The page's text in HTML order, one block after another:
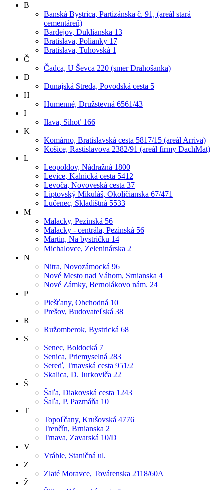
B
Banská Bystrica, Partizánska č. 91, (areál stará
cementáreň)
Bardejov, Duklianska 13
Bratislava, Polianky 17
Bratislava, Tuhovská 1
Č
Čadca, U Ševca 220 (smer Drahošanka)
D
Dunajská Streda, Povodská cesta 5
H
Humenné, Družstevná 6561/43
I
Ilava, Sihoť 166
K
Komárno, Bratislavská cesta 5817/15 (areál Arriva)
Košice, Rastislavova 2382/91 (areál firmy DachMat)
L
Leopoldov, Nádražná 1800
Levice, Kalnická cesta 5412
Levoča, Novoveská cesta 37
Liptovský Mikuláš, Okoličianska 67/471
Lučenec, Skladištná 5533
M
Malacky, Pezinská 56
Malacky - centrála, Pezinská 56
Martin, Na bystričku 14
Michalovce, Zeleninárska 2
N
Nitra, Novozámocká 96
Nové Mesto nad Váhom, Srnianska 4
Nové Zámky, Bernolákovo nám. 24
P
Piešťany, Obchodná 10
Prešov, Budovateľská 38
R
Ružomberok, Bystrická 68
S
Senec, Boldocká 7
Senica, Priemyselná 283
Sereď, Trnavská cesta 951/2
Skalica, D. Jurkoviča 22
Š
Šaľa, Diakovská cesta 1243
Šaľa, P. Pazmáňa 10
T
Topoľčany, Krušovská 4776
Trenčín, Brnianska 2
Trnava, Zavarská 10/D
V
Vráble, Staničná ul.
Z
Zlaté Moravce, Továrenska 2118/60A
Ž